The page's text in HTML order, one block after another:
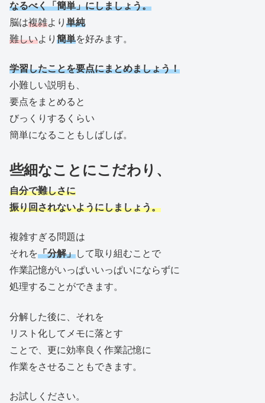
なるべく「簡単」にしましょう。
脳は複雑より 単純
難しいより 簡単を好みます。
学習したことを要点にまとめましょう！
小難しい説明も、
要点をまとめると
びっくりするくらい
簡単になることもしばしば。
些細なことにこだわり、
自分で難しさに
振り回されないようにしましょう。
複雑すぎる問題は
それを「分解」して取り組むことで
作業記憶がいっぱいいっぱいにならずに
処理することができます。
分解した後に、それを
リスト化してメモに落とす
ことで、更に効率良く作業記憶に
作業をさせることもできます。
お試しください。